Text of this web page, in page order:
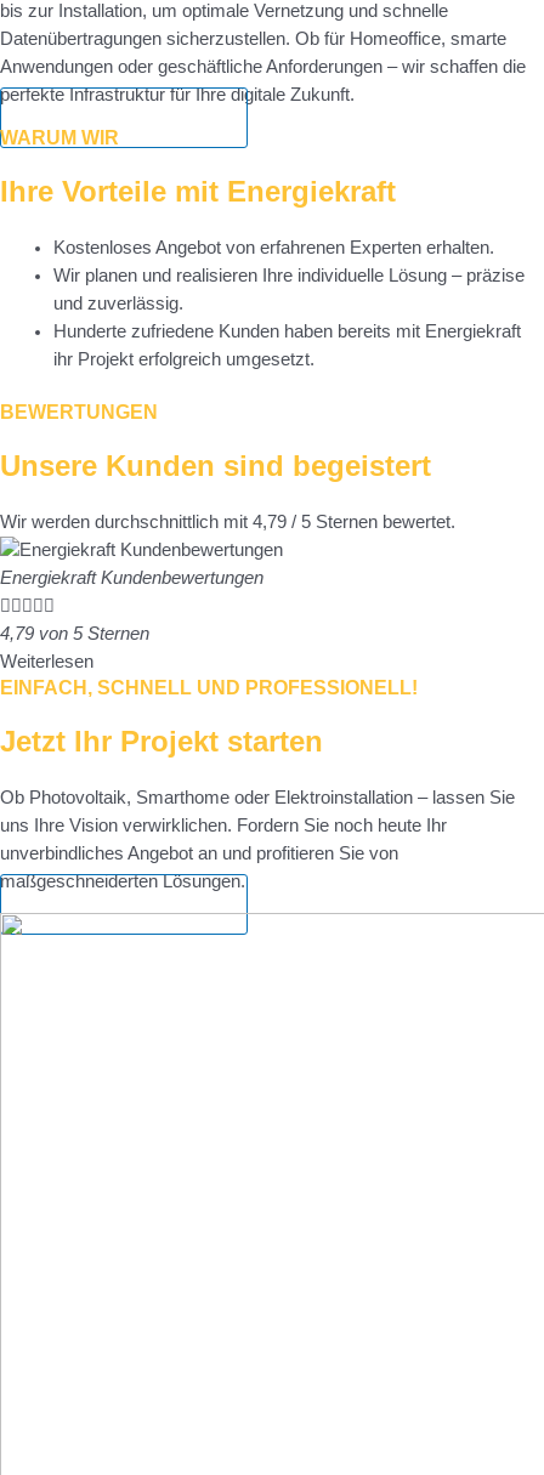
bis zur Installation, um optimale Vernetzung und schnelle
Datenübertragungen sicherzustellen. Ob für Homeoffice, smarte
Anwendungen oder geschäftliche Anforderungen – wir schaffen die
perfekte Infrastruktur für Ihre digitale Zukunft.
WARUM WIR
Ihre Vorteile mit Energiekraft
Kostenloses Angebot von erfahrenen Experten erhalten.
Wir planen und realisieren Ihre individuelle Lösung – präzise
und zuverlässig.
Hunderte zufriedene Kunden haben bereits mit Energiekraft
ihr Projekt erfolgreich umgesetzt.
BEWERTUNGEN
Unsere Kunden sind begeistert
Wir werden durchschnittlich mit 4,79 / 5 Sternen bewertet.
Energiekraft Kundenbewertungen
    
4,79 von 5 Sternen
Weiterlesen
EINFACH, SCHNELL UND PROFESSIONELL!
Jetzt Ihr Projekt starten
Ob Photovoltaik, Smarthome oder Elektroinstallation – lassen Sie
uns Ihre Vision verwirklichen. Fordern Sie noch heute Ihr
unverbindliches Angebot an und profitieren Sie von
maßgeschneiderten Lösungen.